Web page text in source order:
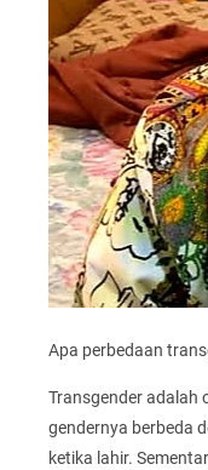
Apa perbedaan
Transgender adalah
gendernya berbeda
ketika lahir.